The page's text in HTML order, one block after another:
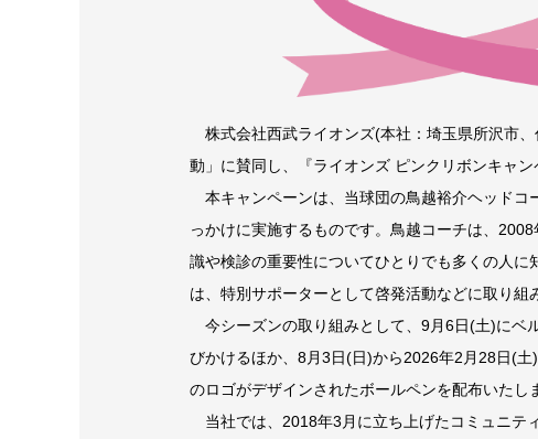
株式会社西武ライオンズ(本社：埼玉県所沢市
動」に賛同し、『ライオンズ ピンクリボンキャ
本キャンペーンは、当球団の鳥越裕介ヘッドコ
っかけに実施するものです。鳥越コーチは、
識や検診の重要性についてひとりでも多くの人
は、特別サポーターとして啓発活動などに取り組
今シーズンの取り組みとして、9月6日(土)にベ
びかけるほか、8月3日(日)から2026年2月28日(
のロゴがデザインされたボールペンを配布いたし
当社では、2018年3月に立ち上げたコミュニテ